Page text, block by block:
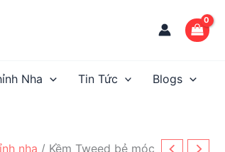
Nha Tin Tức Blogs
nha / Kềm Tweed bẻ móc